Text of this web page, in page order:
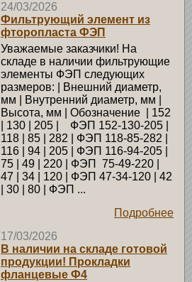
24/03/2026
Фильтрующий элемент из
фторопласта ФЭП
Уважаемые заказчики! На
складе в наличии фильтрующие
элементы ФЭП следующих
размеров: | Внешний диаметр,
мм | Внутренний диаметр, мм |
Высота, мм | Обозначение | 152
| 130 | 205 | ФЭП 152-130-205 |
118 | 85 | 282 | ФЭП 118-85-282 |
116 | 94 | 205 | ФЭП 116-94-205 |
75 | 49 | 220 | ФЭП 75-49-220 |
47 | 34 | 120 | ФЭП 47-34-120 | 42
| 30 | 80 | ФЭП ...
Подробнее
17/03/2026
В наличии на складе готовой
продукции! Прокладки
фланцевые Ф4